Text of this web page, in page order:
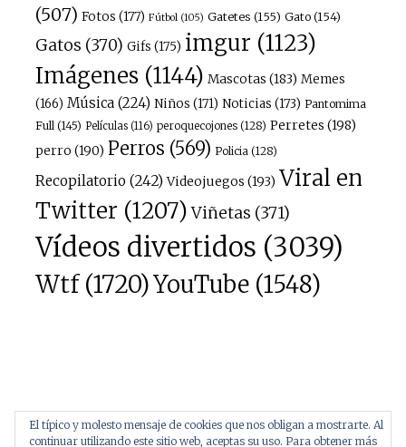
(507) Fotos (177) Fútbol(105) Gatetes (155) Gato(154)
Gatos (370) Gifs (175) imgur (1123)
Imágenes(1144) Mascotas (183) Memes
(166) Música(224) Niños (171) Noticias (173) Pantomima
Full (145) Películas(116) peroquecojones(128) Perretes (198)
perro (190) Perros (569) Policia (128)
Recopilatorio (242) Videojuegos (193) Viral en
Twitter (1207) Viñetas (371)
Vídeos divertidos (3039)
Wtf(1720)YouTube(1548)
El típico y molesto mensaje de cookies que nos obligan a mostrarte. Al
continuar utilizando este sitio web, aceptas su uso. Para obtener más